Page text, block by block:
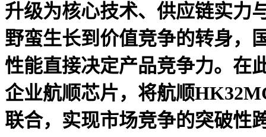
升级为核心技术、供应链实力
野蛮生长到价值竞争的转身，
性能直接决定产品竞争力。在
企业航顺芯片，将航顺
联合，实现市场竞争的突破性